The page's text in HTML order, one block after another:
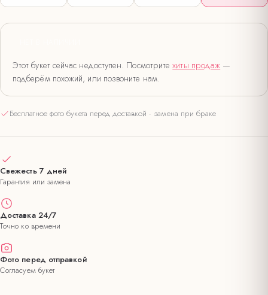
Этот букет сейчас недоступен. Посмотритехиты продаж —
подберём похожий, или позвоните нам.
Бесплатное фото букета перед доставкой · замена при браке
Свежесть 7 дней
Гарантия или замена
Доставка 24/7
Точно ко времени
Фото перед отправкой
Согласуем букет